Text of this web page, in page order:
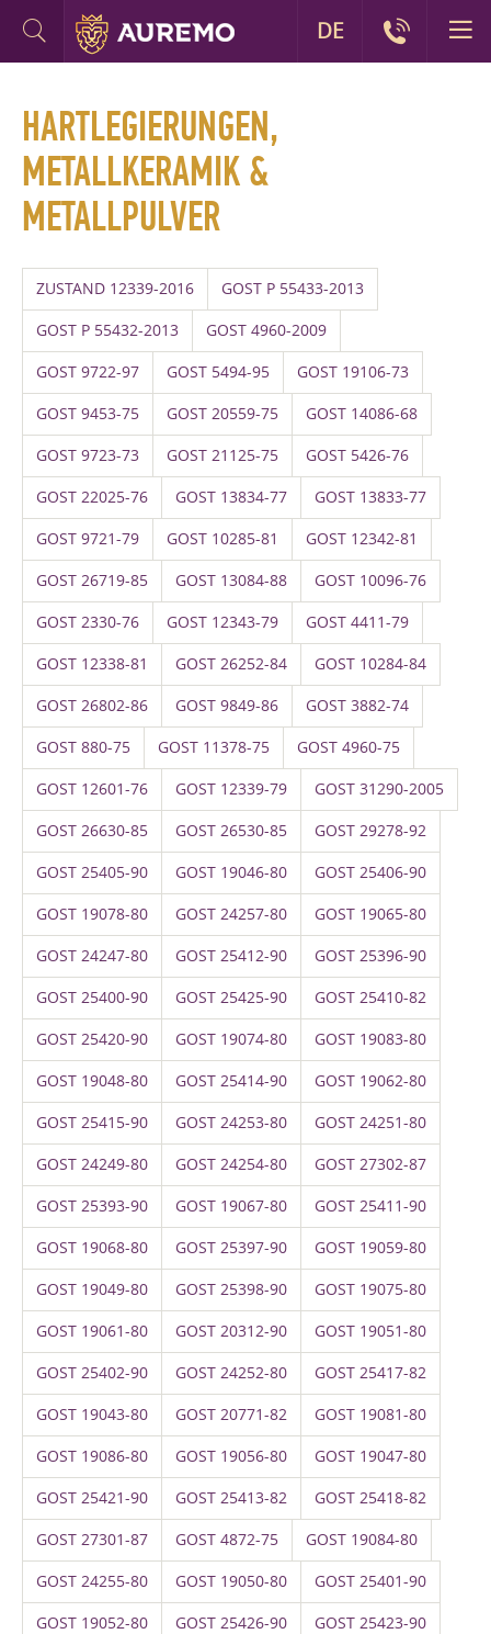
HARTLEGIERUNGEN,
METALLKERAMIK &
METALLPULVER
ZUSTAND 12339-2016 GOST P 55433-2013
GOST P 55432-2013 GOST 4960-2009
GOST 9722-97 GOST 5494-95 GOST 19106-73
GOST 9453-75 GOST 20559-75 GOST 14086-68
GOST 9723-73 GOST 21125-75 GOST 5426-76
GOST 22025-76 GOST 13834-77 GOST 13833-77
GOST 9721-79 GOST 10285-81 GOST 12342-81
GOST 26719-85 GOST 13084-88 GOST 10096-76
GOST 2330-76 GOST 12343-79 GOST 4411-79
GOST 12338-81 GOST 26252-84 GOST 10284-84
GOST 26802-86 GOST 9849-86 GOST 3882-74
GOST 880-75 GOST 11378-75 GOST 4960-75
GOST 12601-76 GOST 12339-79 GOST 31290-2005
GOST 26630-85 GOST 26530-85 GOST 29278-92
GOST 25405-90 GOST 19046-80 GOST 25406-90
GOST 19078-80 GOST 24257-80 GOST 19065-80
GOST 24247-80 GOST 25412-90 GOST 25396-90
GOST 25400-90 GOST 25425-90 GOST 25410-82
GOST 25420-90 GOST 19074-80 GOST 19083-80
GOST 19048-80 GOST 25414-90 GOST 19062-80
GOST 25415-90 GOST 24253-80 GOST 24251-80
GOST 24249-80 GOST 24254-80 GOST 27302-87
GOST 25393-90 GOST 19067-80 GOST 25411-90
GOST 19068-80 GOST 25397-90 GOST 19059-80
GOST 19049-80 GOST 25398-90 GOST 19075-80
GOST 19061-80 GOST 20312-90 GOST 19051-80
GOST 25402-90 GOST 24252-80 GOST 25417-82
GOST 19043-80 GOST 20771-82 GOST 19081-80
GOST 19086-80 GOST 19056-80 GOST 19047-80
GOST 25421-90 GOST 25413-82 GOST 25418-82
GOST 27301-87 GOST 4872-75 GOST 19084-80
GOST 24255-80 GOST 19050-80 GOST 25401-90
GOST 19052-80 GOST 25426-90 GOST 25423-90
DE